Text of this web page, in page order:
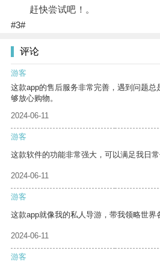
赶快尝试吧！。
#3#
评论
游客
这款app的售后服务非常完善，遇到问题
够放心购物。
2024-06-11
游客
这款软件的功能非常强大，可以满足我日常
2024-06-11
游客
这款app就像我的私人导游，带我领略世界
2024-06-11
游客